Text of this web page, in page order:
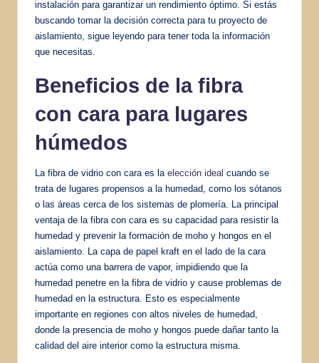
instalación para garantizar un rendimiento óptimo. Si estás
buscando tomar la decisión correcta para tu proyecto de
aislamiento, sigue leyendo para tener toda la información
que necesitas.
Beneficios de la fibra
con cara para lugares
húmedos
La fibra de vidrio con cara es la elección ideal cuando se
trata de lugares propensos a la humedad, como los sótanos
o las áreas cerca de los sistemas de plomería. La principal
ventaja de la fibra con cara es su capacidad para resistir la
humedad y prevenir la formación de moho y hongos en el
aislamiento. La capa de papel kraft en el lado de la cara
actúa como una barrera de vapor, impidiendo que la
humedad penetre en la fibra de vidrio y cause problemas de
humedad en la estructura. Esto es especialmente
importante en regiones con altos niveles de humedad,
donde la presencia de moho y hongos puede dañar tanto la
calidad del aire interior como la estructura misma.